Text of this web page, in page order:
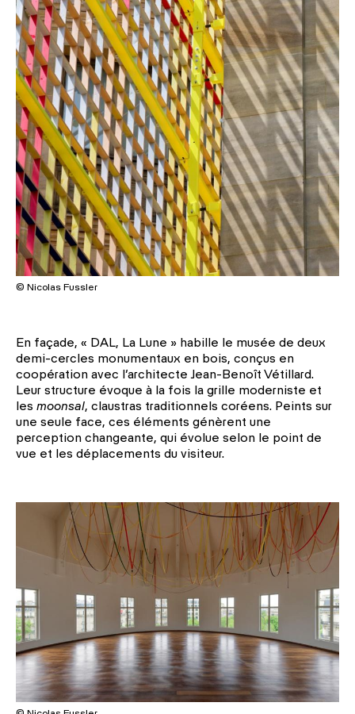
© Nicolas Fussler
En façade, « DAL, La Lune » habille le musée de deux
demi-cercles monumentaux en bois, conçus en
coopération avec l’architecte Jean-Benoît Vétillard.
Leur structure évoque à la fois la grille moderniste et
les moonsal, claustras traditionnels coréens. Peints sur
une seule face, ces éléments génèrent une
perception changeante, qui évolue selon le point de
vue et les déplacements du visiteur.